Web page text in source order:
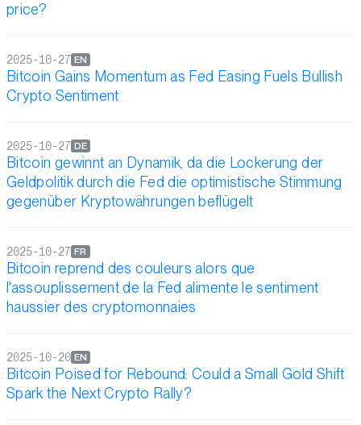
price?
Bitcoin Gains Momentum as Fed Easing Fuels Bullish
Crypto Sentiment
EN
2025-10-27
Bitcoin gewinnt an Dynamik, da die Lockerung der
Geldpolitik durch die Fed die optimistische Stimmung
gegenüber Kryptowährungen beflügelt
DE
2025-10-27
Bitcoin reprend des couleurs alors que
l'assouplissement de la Fed alimente le sentiment
haussier des cryptomonnaies
FR
2025-10-27
Bitcoin Poised for Rebound: Could a Small Gold Shift
Spark the Next Crypto Rally?
EN
2025-10-20